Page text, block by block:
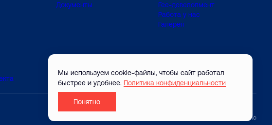
Документы
Fee-девелопмент
Работа у нас
Галерея
Разработано
Мы используем cookie-файлы, чтобы сайт работал
быстрее и удобнее. Политика конфиденциальности
Понятно